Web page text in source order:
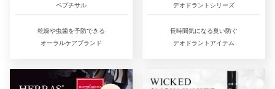
ペプチサル
乾燥や虫歯を予防できる
オーラルケアブランド
デオドラントシリーズ
長時間気になる臭い防ぐ
デオドラントアイテム